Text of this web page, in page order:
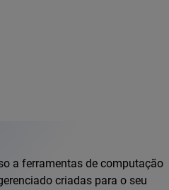
a ferramentas de computação
criadas para o seu